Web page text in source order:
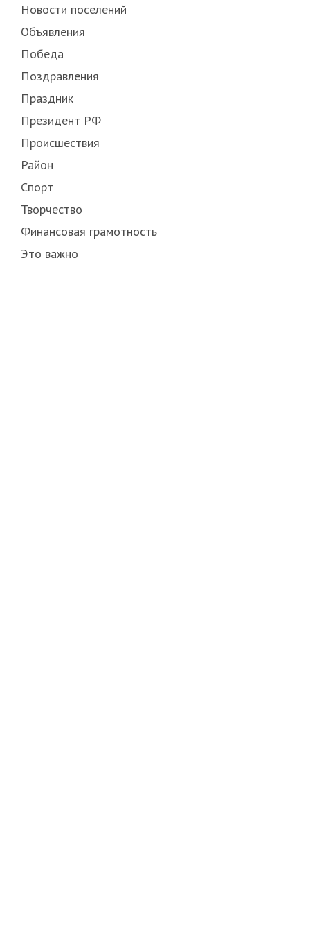
Новости поселений
Объявления
Победа
Поздравления
Праздник
Президент РФ
Происшествия
Район
Спорт
Творчество
Финансовая грамотность
Это важно